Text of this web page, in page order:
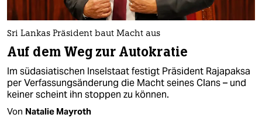
Sri Lankas Präsident baut Macht aus
Auf dem Weg zur Autokratie
Im südasiatischen Inselstaat festigt Präsident Rajapaksa
per Verfassungsänderung die Macht seines Clans – und
keiner scheint ihn stoppen zu können.
Von Natalie Mayroth